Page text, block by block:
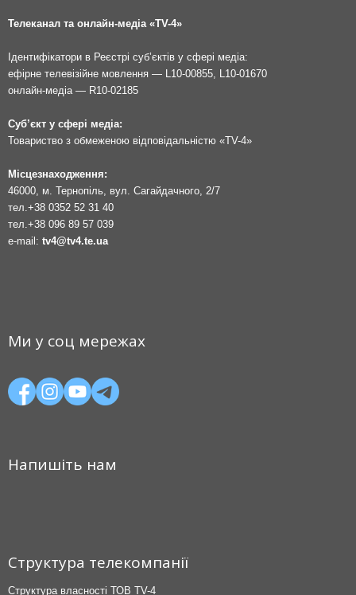
Телеканал та онлайн-медіа «TV-4»
Ідентифікатори в Реєстрі суб’єктів у сфері медіа:
ефірне телевізійне мовлення — L10-00855, L10-01670
онлайн-медіа — R10-02185
Суб’єкт у сфері медіа:
Товариство з обмеженою відповідальністю «TV-4»
Місцезнаходження:
46000, м. Тернопіль, вул. Сагайдачного, 2/7
тел. +38 0352 52 31 40
тел. +38 096 89 57 039
e-mail: tv4@tv4.te.ua
Ми у соц мережах
Напишіть нам
Структура телекомпанії
Структура власності ТОВ TV-4